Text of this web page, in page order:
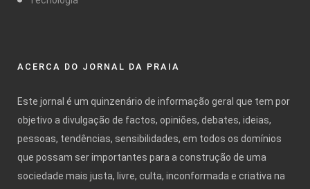
ACERCA DO JORNAL DA PRAIA
Este jornal é um quinzenário de informação geral que tem por
objetivo a divulgação de factos, opiniões, debates, ideias,
pessoas, tendências, sensibilidades, em todos os domínios
que possam ser importantes para a construção de uma
sociedade mais justa, livre, culta, inconformada e criativa na